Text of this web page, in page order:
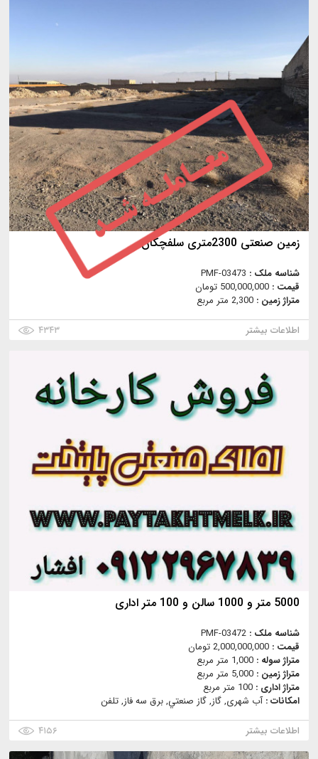
زمین صنعتی 2300متری سلفچگان
شناسه ملک : PMF-03473
قیمت : 500,000,000 تومان
متراژ زمین : 2,300 متر مربع
اطلاعات بیشتر
۴۳۴۳
5000 متر و 1000 سالن و 100 متر اداری
شناسه ملک : PMF-03472
قیمت : 2,000,000,000 تومان
متراژ سوله : 1,000 متر مربع
متراژ زمین : 5,000 متر مربع
متراژ اداری : 100 متر مربع
امکانات :آب شهری, گاز, گاز صنعتي, برق سه فاز, تلفن
اطلاعات بیشتر
۴۱۵۶